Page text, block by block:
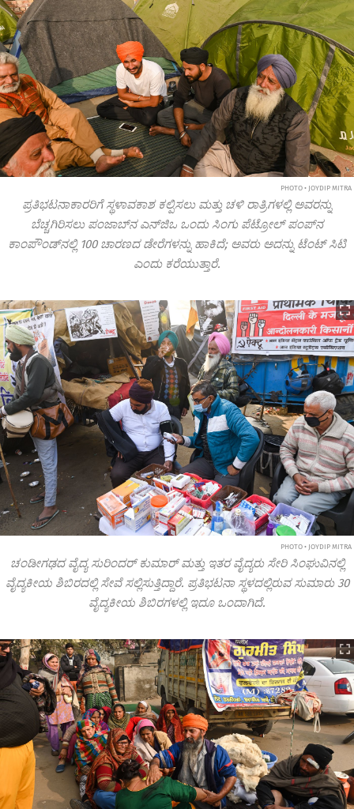
PHOTO • JOYDIP MITRA
ಪ್ರತಿಭಟನಾಕಾರರಿಗೆ ಸ್ಥಳಾವಕಾಶ ಕಲ್ಪಿಸಲು ಮತ್ತು ಚಳಿ ರಾತ್ರಿಗಳಲ್ಲಿ ಅವರನ್ನು
ಬೆಚ್ಚಗಿರಿಸಲು ಪಂಜಾಬ್‌ನ ಎನ್‌ಜಿಒ ಒಂದು ಸಿಂಗು ಪೆಟ್ರೋಲ್ ಪಂಪ್‌ನ
ಕಾಂಪೌಂಡ್‌ನಲ್ಲಿ 100 ಚಾರಣದ ಡೇರೆಗಳನ್ನು ಹಾಕಿದೆ; ಅವರು ಅದನ್ನು ಟೆಂಟ್ ಸಿಟಿ
ಎಂದು ಕರೆಯುತ್ತಾರೆ.
PHOTO • JOYDIP MITRA
ಚಂಡೀಗಢದ ವೈದ್ಯ ಸುರಿಂದರ್ ಕುಮಾರ್ ಮತ್ತು ಇತರ ವೈದ್ಯರು ಸೇರಿ ಸಿಂಘುವಿನಲ್ಲಿ
ವೈದ್ಯಕೀಯ ಶಿಬಿರದಲ್ಲಿ ಸೇವೆ ಸಲ್ಲಿಸುತ್ತಿದ್ದಾರೆ. ಪ್ರತಿಭಟನಾ ಸ್ಥಳದಲ್ಲಿರುವ ಸುಮಾರು 30
ವೈದ್ಯಕೀಯ ಶಿಬಿರಗಳಲ್ಲಿ ಇದೂ ಒಂದಾಗಿದೆ.